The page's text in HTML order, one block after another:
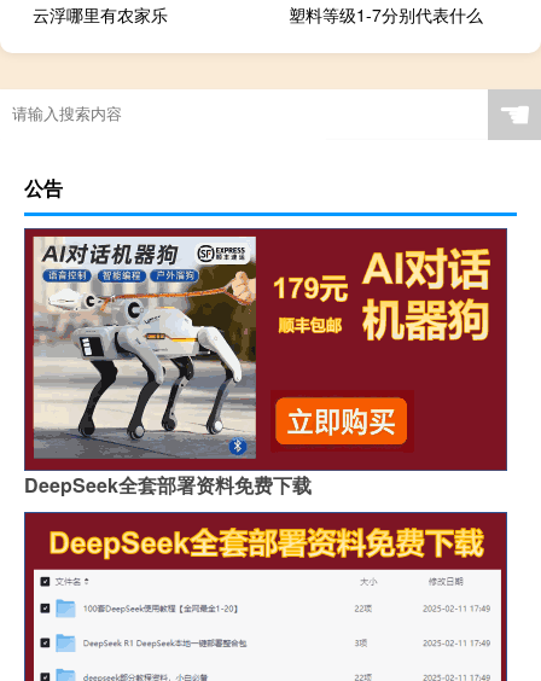
云浮哪里有农家乐
塑料等级1-7分别代表什么
☚
公告
DeepSeek全套部署资料免费下载